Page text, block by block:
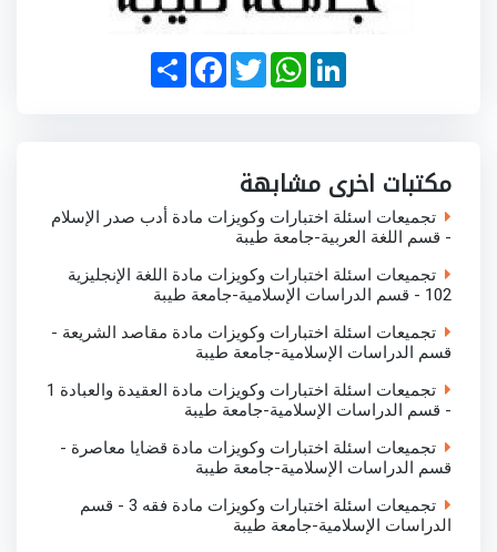
S
h
a
F
a
c
T
w
i
W
h
a
p
p
L
i
n
n
مكتبات اخرى مشابهة
تجميعات اسئلة اختبارات وكويزات مادة أدب صدر الإسلام
- قسم اللغة العربية-جامعة طيبة
تجميعات اسئلة اختبارات وكويزات مادة اللغة الإنجليزية
102 - قسم الدراسات الإسلامية-جامعة طيبة
تجميعات اسئلة اختبارات وكويزات مادة مقاصد الشريعة -
قسم الدراسات الإسلامية-جامعة طيبة
تجميعات اسئلة اختبارات وكويزات مادة العقيدة والعبادة 1
- قسم الدراسات الإسلامية-جامعة طيبة
تجميعات اسئلة اختبارات وكويزات مادة قضايا معاصرة -
قسم الدراسات الإسلامية-جامعة طيبة
تجميعات اسئلة اختبارات وكويزات مادة فقه 3 - قسم
الدراسات الإسلامية-جامعة طيبة